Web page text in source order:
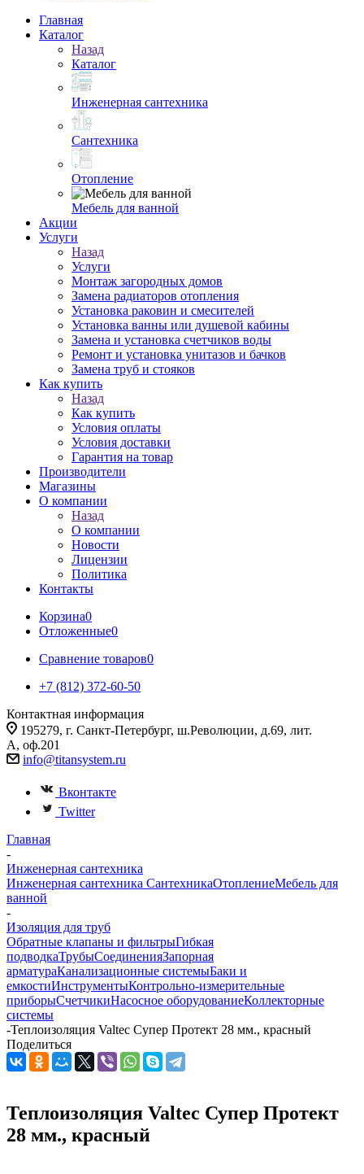
Главная
Каталог
Назад
Каталог
Инженерная сантехника
Сантехника
Отопление
Мебель для ванной
Акции
Услуги
Назад
Услуги
Монтаж загородных домов
Замена радиаторов отопления
Установка раковин и смесителей
Установка ванны или душевой кабины
Замена и установка счетчиков воды
Ремонт и установка унитазов и бачков
Замена труб и стояков
Как купить
Назад
Как купить
Условия оплаты
Условия доставки
Гарантия на товар
Производители
Магазины
О компании
Назад
О компании
Новости
Лицензии
Политика
Контакты
Корзина0
Отложенные0
Сравнение товаров0
+7 (812) 372-60-50
Контактная информация
195279, г. Санкт-Петербург, ш.Революции, д.69, лит.
А, оф.201
info@titansystem.ru
Вконтакте
Twitter
Главная
-
Инженерная сантехника
Инженерная сантехника СантехникаОтоплениеМебель для
ванной
-
Изоляция для труб
Обратные клапаны и фильтрыГибкая
подводкаТрубыСоединенияЗапорная
арматураКанализационные системыБаки и
емкостиИнструментыКонтрольно-измерительные
приборыСчетчикиНасосное оборудованиеКоллекторные
системы
-Теплоизоляция Valtec Супер Протект 28 мм., красный
Поделиться
Теплоизоляция Valtec Супер Протект
28 мм., красный